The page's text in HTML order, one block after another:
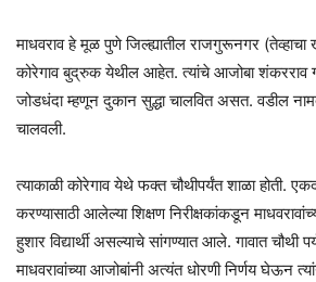
माधवराव हे मूळ पुणे जिल्ह्यातील राजगुरूनगर
कोरेगाव बुद्रुक येथील आहेत. त्यांचे आजोबा शंकरराव
जोडधंदा म्हणून दुकान सुद्धा चालवित असत. वडील
चालवली.
त्याकाळी कोरेगाव येथे फक्त चौथीपर्यंत शाळा होती.
करण्यासाठी आलेल्या शिक्षण निरीक्षकांकडून
हुशार विद्यार्थी असल्याचे सांगण्यात आले. गावात चौथी
माधवरावांच्या आजोबांनी अत्यंत धोरणी निर्णय घेऊन